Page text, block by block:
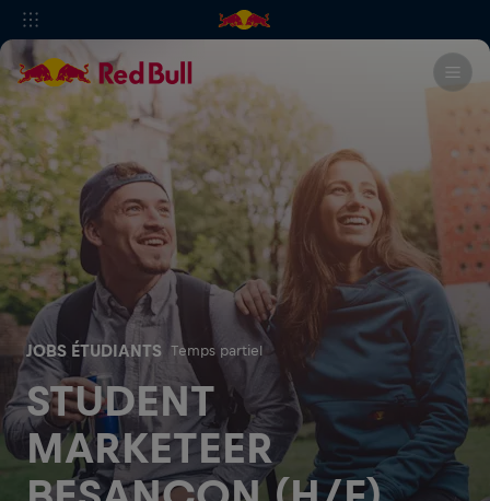
JOBS ÉTUDIANTS Temps partiel
STUDENT
MARKETEER